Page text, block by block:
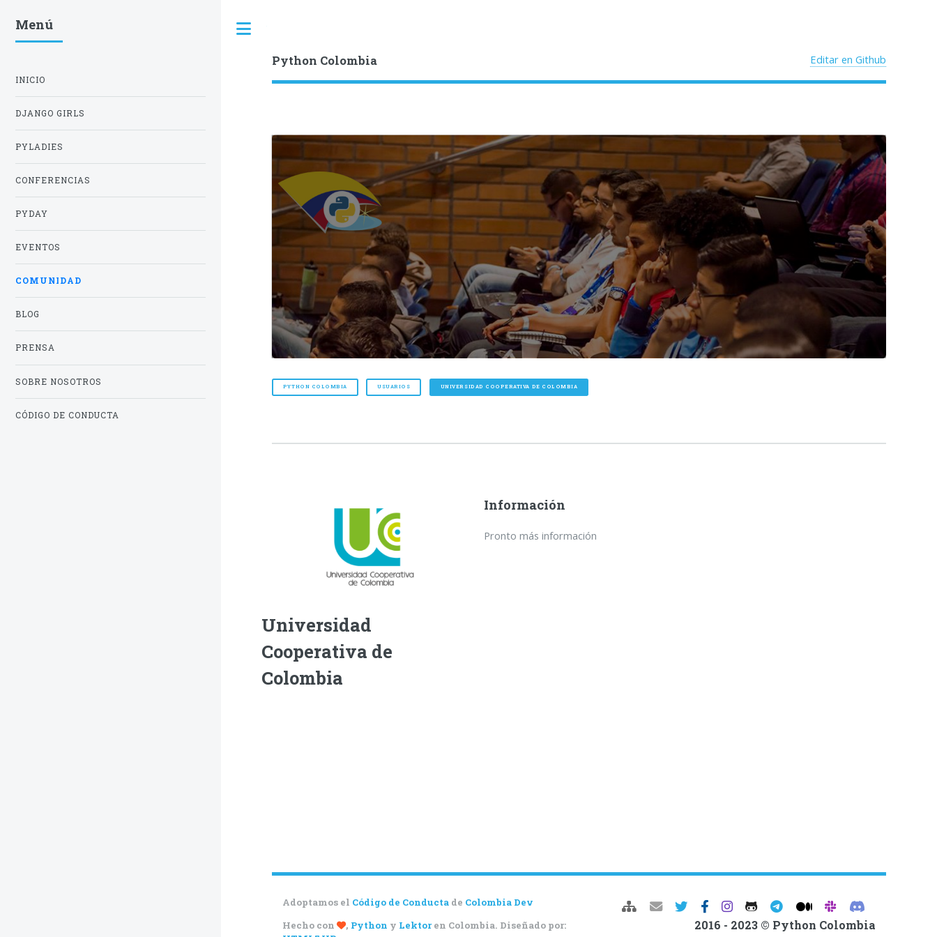
Python Colombia Editar en Github
PYTHON COLOMBIA USUARIOS UNIVERSIDAD COOPERATIVA DE COLOMBIA
Universidad
Cooperativa de
Colombia
Información
Pronto más información
Adoptamos el Código de Conducta de Colombia Dev
Hecho con
, Python y Lektoren Colombia. Diseñado por:
2016 - 2023 © Python Colombia
Menú
INICIO
DJANGO GIRLS
PYLADIES
CONFERENCIAS
PYDAY
EVENTOS
COMUNIDAD
BLOG
PRENSA
SOBRE NOSOTROS
CÓDIGO DE CONDUCTA